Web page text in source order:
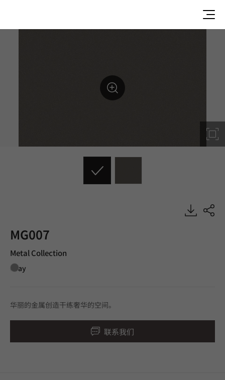
MG007
Metal Collection
Gray
华丽的金属创造干练奢华的空间。
联系我们